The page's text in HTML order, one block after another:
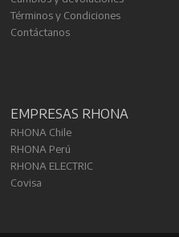
Términos y Condiciones
Contáctanos
EMPRESAS RHONA
RHONA Chile
RHONA Perú
RHONA ELECTRIC
Covisa